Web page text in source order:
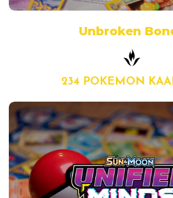
Unbroken
234 POKEMON